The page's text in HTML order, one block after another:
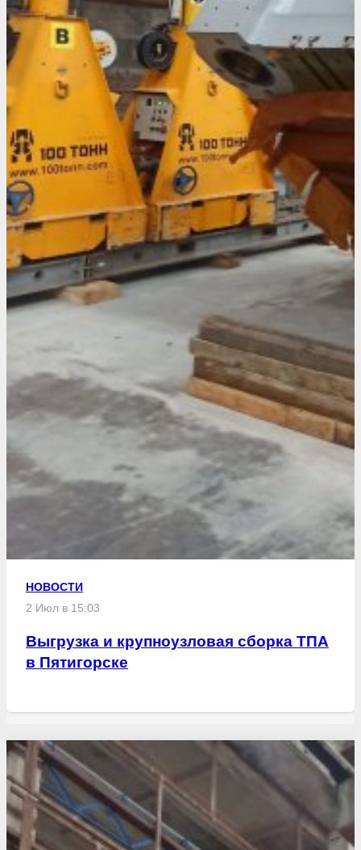
НОВОСТИ
2 Июл в 15:03
Выгрузка и крупноузловая сборка ТПА
в Пятигорске
Свежие статьи